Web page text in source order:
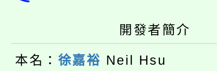
桃園市115學年度學生
生本土語及新住民語歌
公告本校115學年度第
開發者簡介
本名： 徐嘉裕 Neil Hsu